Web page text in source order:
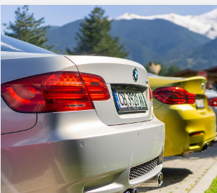
разярения
бик"